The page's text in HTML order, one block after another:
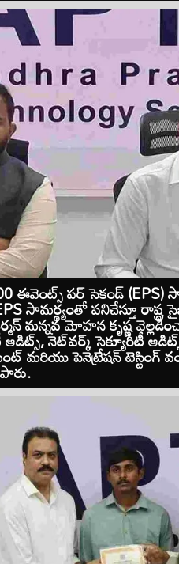
ఈవెంట్స్ పర్ సెకండ్ (EPS)
సామర్థ్యంతో పనిచేస్తూ
మన్నవ మోహన కృష్ణ
నెట్‌వర్క్ సెక్యూరిటీ
మరియు పెనెట్రేషన్ టెస్టింగ్